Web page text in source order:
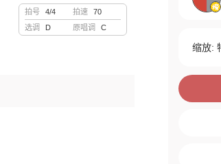
拍号 4/4 拍速
70
选调
D 原唱调 C
缩放: